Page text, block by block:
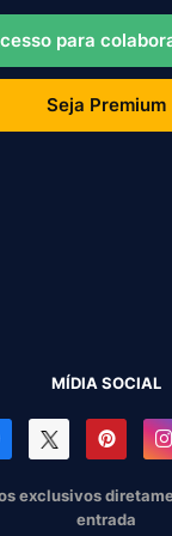
para
Seja Premium
MÍDIA SOCIAL
exclusivos
entrada